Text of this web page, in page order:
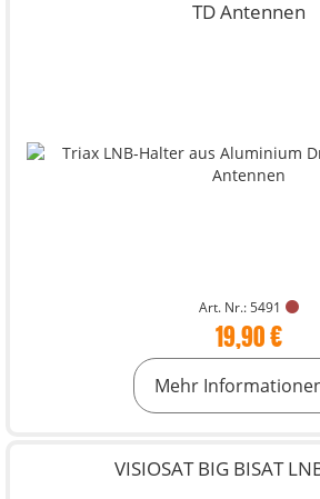
TD Antennen
Art. Nr.: 5491
19,90 €
Mehr
VISIOSAT BIG BISAT